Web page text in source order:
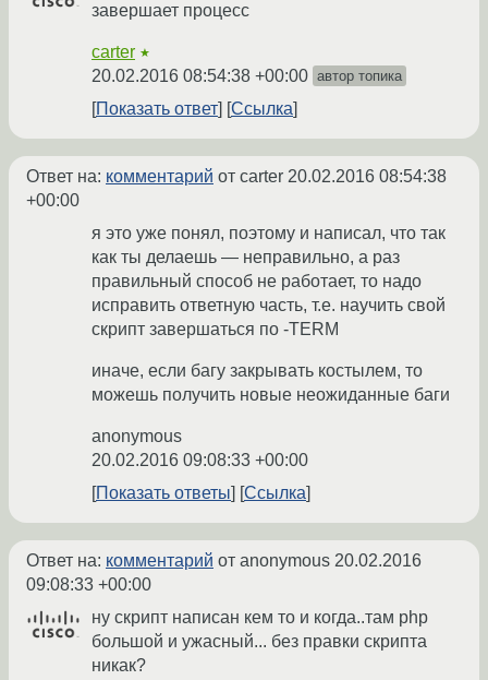
завершает процесс
carter ★
20.02.2016 08:54:38 +00:00 автор топика
Показать ответ Ссылка
Ответ на: комментарий от carter 20.02.2016 08:54:38
+00:00
я это уже понял, поэтому и написал, что так
как ты делаешь — неправильно, а раз
правильный способ не работает, то надо
исправить ответную часть, т.е. научить свой
скрипт завершаться по -TERM
иначе, если багу закрывать костылем, то
можешь получить новые неожиданные баги
anonymous
20.02.2016 09:08:33 +00:00
Показать ответы
Ссылка
Ответ на: комментарий от anonymous 20.02.2016
09:08:33 +00:00
ну скрипт написан кем то и когда..там php
большой и ужасный... без правки скрипта
никак?